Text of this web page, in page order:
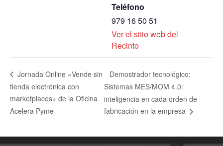
Teléfono
979 16 50 51
Ver el sitio web del
Recinto
Jornada Online «Vende sin
tienda electrónica con
marketplaces» de la Oficina
Acelera Pyme
Demostrador tecnológico:
Sistemas MES/MOM 4.0:
inteligencia en cada orden de
fabricación en la empresa